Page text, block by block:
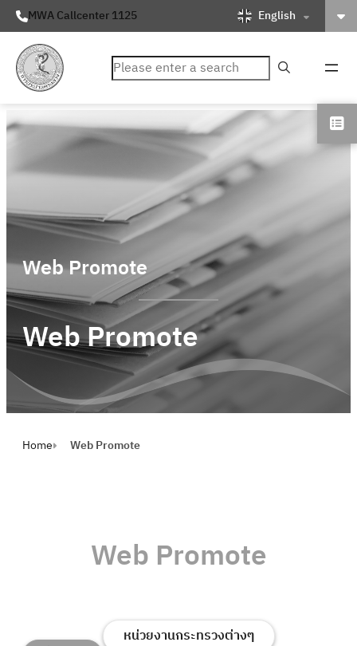
MWA Callcenter 1125 English
ค้นหา
Web Promote
Web Promote
Home Web Promote
Web Promote
หน่วยงานกระทรวงต่างๆ